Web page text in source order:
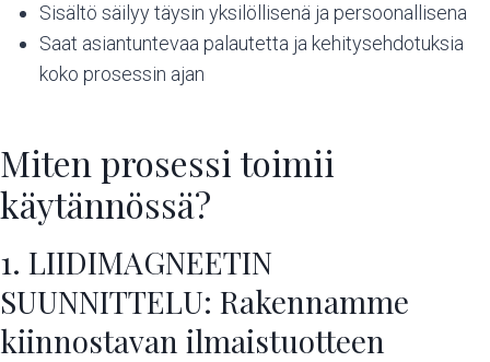
Sisältö säilyy täysin yksilöllisenä ja persoonallisena
Saat asiantuntevaa palautetta ja kehitysehdotuksia
koko prosessin ajan
Miten prosessi toimii
käytännössä?
1. LIIDIMAGNEETIN
SUUNNITTELU: Rakennamme
kiinnostavan ilmaistuotteen